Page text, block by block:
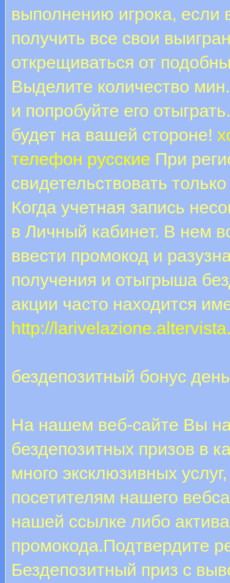
выполнению игрока, если
получить все свои
открещиваться от
Выделите количество
и попробуйте его
будет на вашей стороне!
телефон русские При
свидетельствовать
Когда учетная запись
в Личный кабинет. В нем
ввести промокод и
получения и отыгрыша
акции часто находится
http://
бездепозитный бонус
На нашем веб-сайте Вы
бездепозитных призов в
много эксклюзивных
посетителям нашего
нашей ссылке либо
промокода.Подтвердите
Бездепозитный приз с